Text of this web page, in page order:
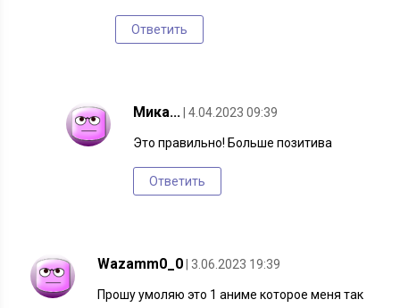
Ответить
Мика... | 4.04.2023 09:39
Это правильно! Больше позитива
Ответить
Wazamm0_0 | 3.06.2023 19:39
Прошу умоляю это 1 аниме которое меня так